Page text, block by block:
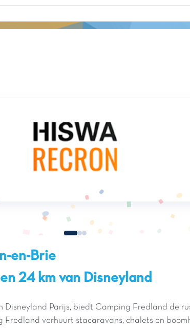
en-Brie
24 km van Disneyland
Disneyland Parijs, biedt Camping Fredland de
verhuurt stacaravans, chalets en